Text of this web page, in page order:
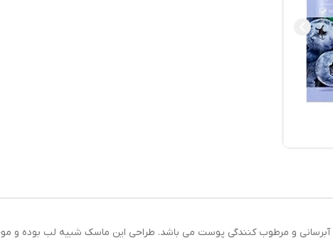
آبرسانی و مرطوب کنندگی پوست می باشد. طراحی این ماسک شبیه لب بوده و